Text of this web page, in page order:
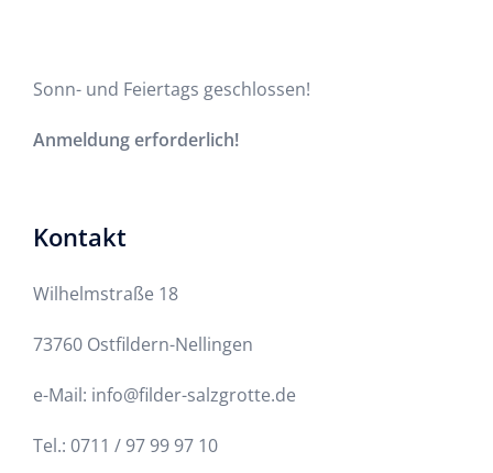
Sonn- und Feiertags geschlossen!
Anmeldung erforderlich!
Kontakt
Wilhelmstraße 18
73760 Ostfildern-Nellingen
e-Mail: info@filder-salzgrotte.de
Tel.: 0711 / 97 99 97 10